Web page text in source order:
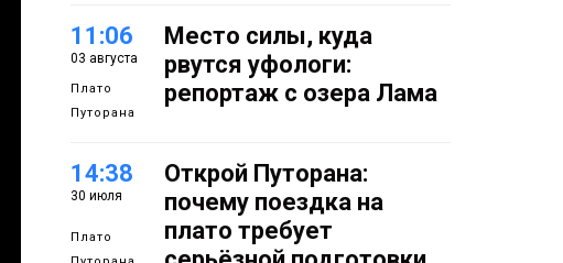
11:06
03 августа
Плато
Путорана
Место силы, куда
рвутся уфологи:
репортаж с озера Лама
14:38
30 июля
Плато
Открой Путорана:
почему поездка на
плато требует